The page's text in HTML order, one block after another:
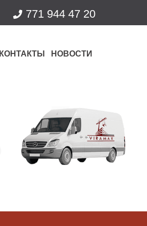
771 944 47 20
КОНТАКТЫ НОВОСТИ